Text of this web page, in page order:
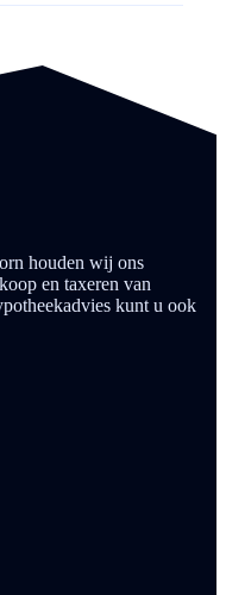
houden wij ons
en taxeren van
kunt u ook